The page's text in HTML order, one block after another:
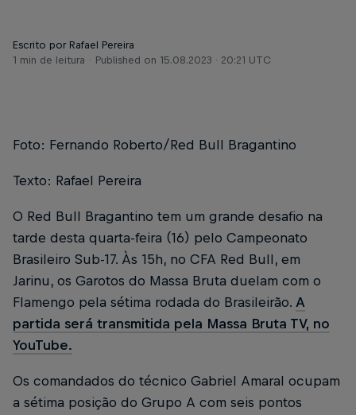
Escrito por Rafael Pereira
1 min de leitura
Published on 15.08.2023 · 20:21 UTC
Foto: Fernando Roberto/Red Bull Bragantino
Texto: Rafael Pereira
O Red Bull Bragantino tem um grande desafio na
tarde desta quarta-feira (16) pelo Campeonato
Brasileiro Sub-17. Às 15h, no CFA Red Bull, em
Jarinu, os Garotos do Massa Bruta duelam com o
Flamengo pela sétima rodada do Brasileirão. A
partida será transmitida pela Massa Bruta TV, no
YouTube.
Os comandados do técnico Gabriel Amaral ocupam
a sétima posição do Grupo A com seis pontos